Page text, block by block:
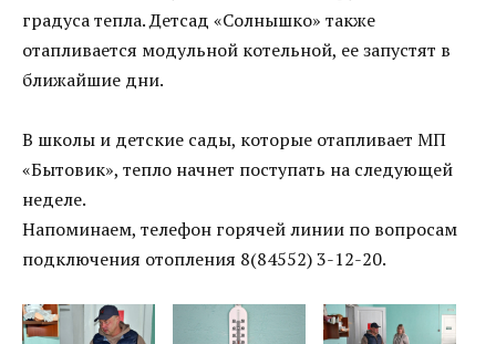
градуса тепла. Детсад «Солнышко» также
отапливается модульной котельной, ее запустят в
ближайшие дни.
В школы и детские сады, которые отапливает МП
«Бытовик», тепло начнет поступать на следующей
неделе.
Напоминаем, телефон горячей линии по вопросам
подключения отопления 8(84552) 3-12-20.